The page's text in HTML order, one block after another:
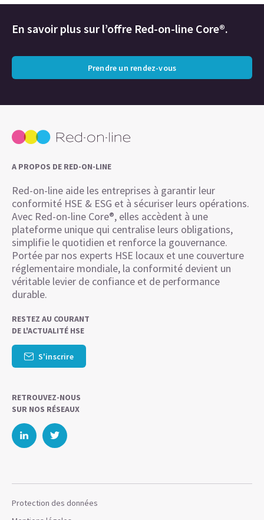
En savoir plus sur l’offre Red-on-line Core®.
Prendre un rendez-vous
A PROPOS DE RED-ON-LINE
Red-on-line aide les entreprises à garantir leur
conformité HSE & ESG et à sécuriser leurs opérations.
Avec Red-on-line Core®, elles accèdent à une
plateforme unique qui centralise leurs obligations,
simplifie le quotidien et renforce la gouvernance.
Portée par nos experts HSE locaux et une couverture
réglementaire mondiale, la conformité devient un
véritable levier de confiance et de performance
durable.
RESTEZ AU COURANT
DE L'ACTUALITÉ HSE
S'inscrire
RETROUVEZ-NOUS
SUR NOS RÉSEAUX
Protection des données